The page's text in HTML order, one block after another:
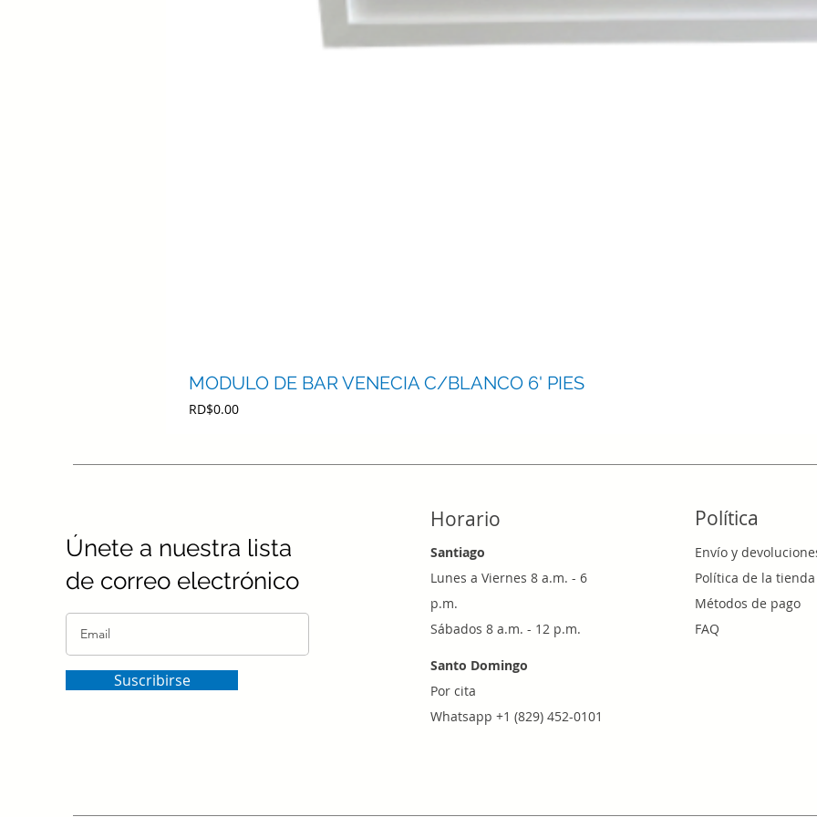
MODULO DE BAR VENECIA C/BLANCO 6' PIES
Precio
RD$0.00
Únete a nuestra lista
de correo electrónico
Suscribirse
Horario
Santiago
Lunes a Viernes 8 a.m. - 6
p.m.
Sábados 8 a.m. - 12 p.m.
Santo Domingo
Por cita
Whatsapp +1 (829) 452-0101
Política
Envío y
Política de la tienda
Métodos de pago
FAQ